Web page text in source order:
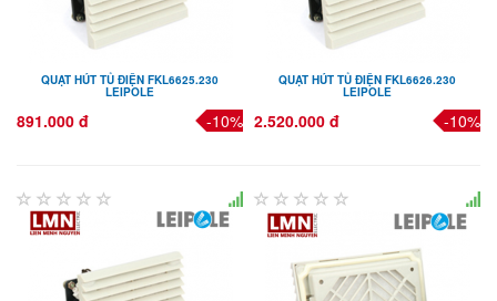
QUẠT HÚT TỦ ĐIỆN FKL6625.230
LEIPOLE
891.000 đ -10%
QUẠT HÚT TỦ ĐIỆN FKL6626.230
LEIPOLE
2.520.000 đ -10%